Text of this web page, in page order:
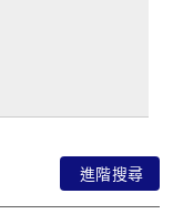
進階搜尋